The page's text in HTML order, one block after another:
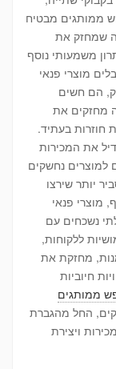
ממותגים מבטיח
שמחזק את
משמעותי נוסף
מוצרי פנאי
הם חשים
מחזקים את
חוזרות בעתיד.
את המכירות
למוצרים נחשקים
יותר שירצו
מוצרי פנאי
נשכחים עם
ללקוחות,
מחזקת את
חיוביות
ממותגים
החל מהגברת
ויצירת